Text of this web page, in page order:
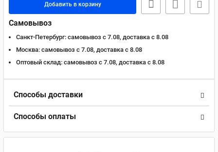
Добавить в корзину
Самовывоз
Санкт-Петербург: самовывоз с 7.08, доставка c 8.08
Москва: самовывоз с 7.08, доставка c 8.08
Оптовый склад: самовывоз с 7.08, доставка c 8.08
Способы доставки
Способы оплаты